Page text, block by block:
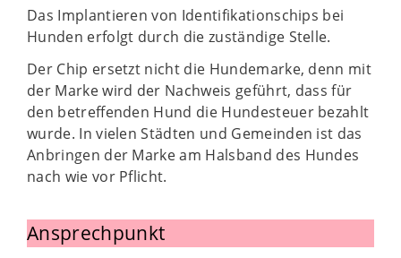
Das Implantieren von Identifikationschips bei
Hunden erfolgt durch die zuständige Stelle.
Der Chip ersetzt nicht die Hundemarke, denn mit
der Marke wird der Nachweis geführt, dass für
den betreffenden Hund die Hundesteuer bezahlt
wurde. In vielen Städten und Gemeinden ist das
Anbringen der Marke am Halsband des Hundes
nach wie vor Pflicht.
Ansprechpunkt